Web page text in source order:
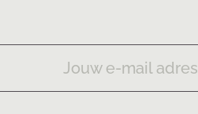
Jouw e-mail adres